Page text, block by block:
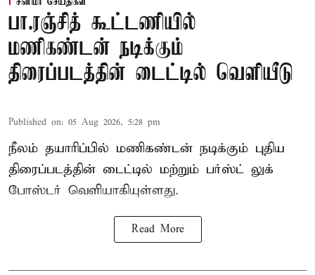
பா.ரஞ்சித் கூட்டணியில்
மணிகண்டன் நடிக்கும்
திரைப்படத்தின் டைட்டில் வெளியீடு
Published on: 05 Aug 2026, 5:28 pm
நீலம் தயாரிப்பில் மணிகண்டன் நடிக்கும் புதிய
திரைப்படத்தின் டைட்டில் மற்றும் பர்ஸ்ட் லுக்
போஸ்டர் வெளியாகியுள்ளது.
Read More